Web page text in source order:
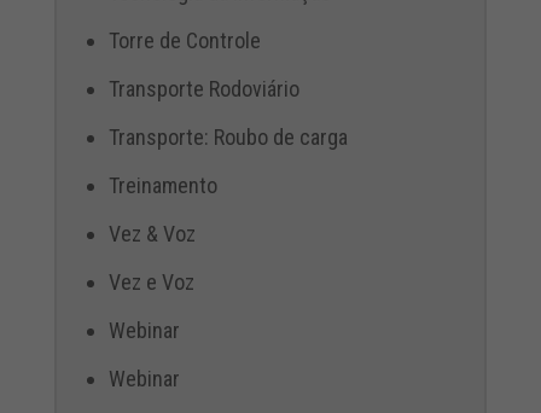
Torre de Controle
Transporte Rodoviário
Transporte: Roubo de carga
Treinamento
Vez & Voz
Vez e Voz
Webinar
Webinar